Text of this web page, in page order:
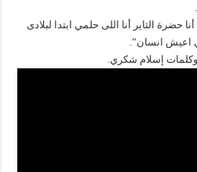
حضرة الثاير أنا اللى حلمي ابتدا لبلادى
اعيش انسان”.
إسلام شكري.